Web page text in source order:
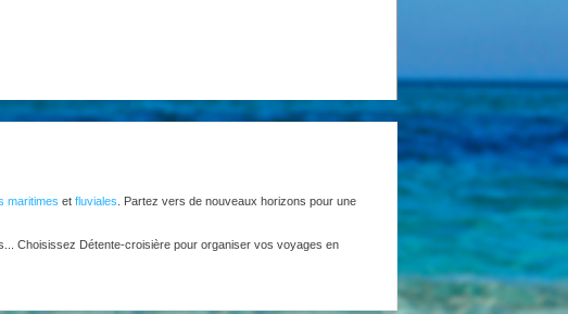
maritimes et fluviales . Partez vers de nouveaux horizons pour une
Choisissez Détente-croisière pour organiser vos voyages en